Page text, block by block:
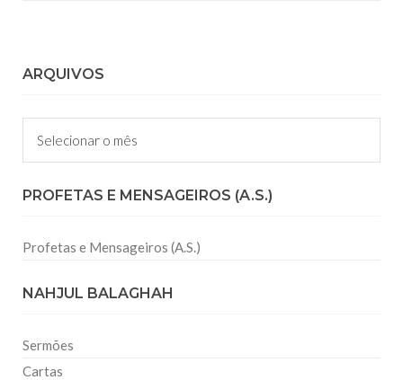
ARQUIVOS
Arquivos
PROFETAS E MENSAGEIROS (A.S.)
Profetas e Mensageiros (A.S.)
NAHJUL BALAGHAH
Sermões
Cartas